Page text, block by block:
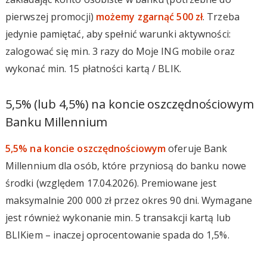
pierwszej promocji) możemy zgarnąć 500 zł. Trzeba
jedynie pamiętać, aby spełnić warunki aktywności:
zalogować się min. 3 razy do Moje ING mobile oraz
wykonać min. 15 płatności kartą / BLIK.
5,5% (lub 4,5%) na koncie oszczędnościowym
Banku Millennium
5,5% na koncie oszczędnościowymoferuje Bank
Millennium dla osób, które przyniosą do banku nowe
środki (względem 17.04.2026). Premiowane jest
maksymalnie 200 000 zł przez okres 90 dni. Wymagane
jest również wykonanie min. 5 transakcji kartą lub
BLIKiem – inaczej oprocentowanie spada do 1,5%.